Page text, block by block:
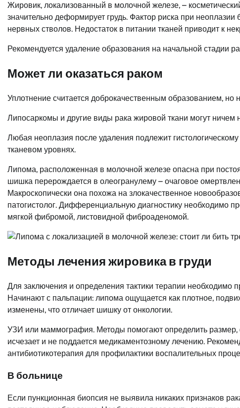
Жировик, локализованный в молочной железе, –
значительно деформирует грудь. Фактор риска при
нервных стволов. Недостаток в питании тканей приводит к
Рекомендуется удаление образования на начальной стадии
Может ли оказаться раком
Уплотнение считается доброкачественным образованием, но
Липосаркомы и другие виды рака жировой ткани могут ничем
Любая неоплазия после удаления подлежит
тканевом уровнях.
Липома, расположенная в молочной железе опасна при
шишка перерождается в олеогранулему – очаговое
Макроскопически она похожа на злокачественное
патогистолог. Дифференциальную диагностику необходимо
мягкой фибромой, листовидной фиброаденомой.
Методы лечения жировика в груди
Для заключения и определения тактики терапии необходимо
Начинают с пальпации: липома ощущается как плотное,
изменены, что отличает шишку от онкологии.
УЗИ или маммография. Методы помогают определить
исчезает и не поддается медикаментозному лечению.
антибиотикотерапия для профилактики воспалительных
В больнице
Если пункционная биопсия не выявила никаких признаков